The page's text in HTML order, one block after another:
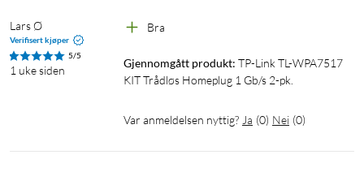
Lars Ø
Verifisert kjøper
5/5
1 uke siden
Bra
Gjennomgått produkt: TP-Link TL-WPA7517
KIT Trådløs Homeplug 1 Gb/s 2-pk.
Var anmeldelsen nyttig? Ja (0) Nei (0)